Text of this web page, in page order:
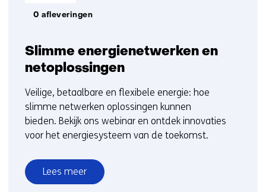
Slimme energienetwerken en
netoplossingen
0 afleveringen
Veilige, betaalbare en flexibele energie: hoe
slimme netwerken oplossingen kunnen
bieden. Bekijk ons webinar en ontdek innovaties
voor het energiesysteem van de toekomst.
Lees meer
over